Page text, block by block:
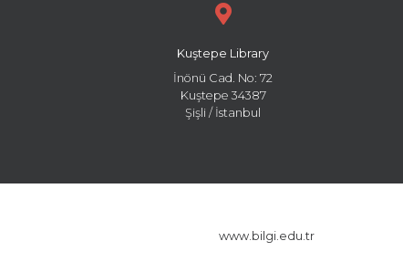
Kuştepe Library
İnönü Cad. No: 72
Kuştepe 34387
Şişli / İstanbul
www.bilgi.edu.tr